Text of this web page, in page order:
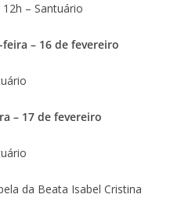
– Santuário
feira – 16 de fevereiro
– 17 de fevereiro
da Beata Isabel Cristina